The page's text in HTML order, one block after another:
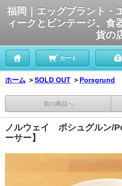
福岡｜エッグプラント・
ィークとビンテージ。食
貨の
カート
ホーム ＞SOLD OUT ＞ Porsgrund
前の商品へ
ノルウェイ ポシュグルン/
ーサー】